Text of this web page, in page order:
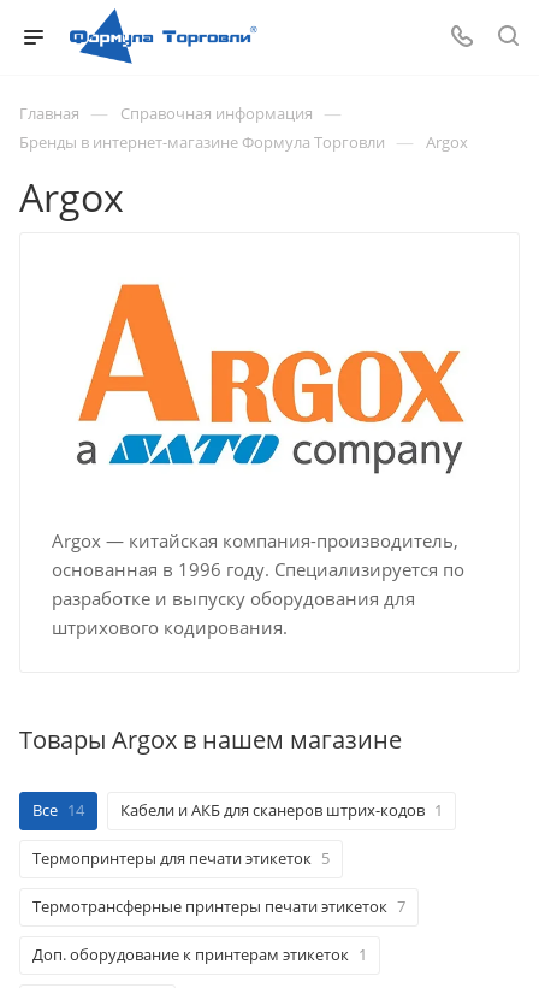
Главная — Справочная информация —
Бренды в интернет-магазине Формула Торговли — Argox
Argox
Argox — китайская компания-производитель,
основанная в 1996 году. Специализируется по
разработке и выпуску оборудования для
штрихового кодирования.
Товары Argox в нашем магазине
Все 14 Кабели и АКБ для сканеров штрих-кодов 1
Термопринтеры для печати этикеток 5
Термотрансферные принтеры печати этикеток 7
Доп. оборудование к принтерам этикеток 1